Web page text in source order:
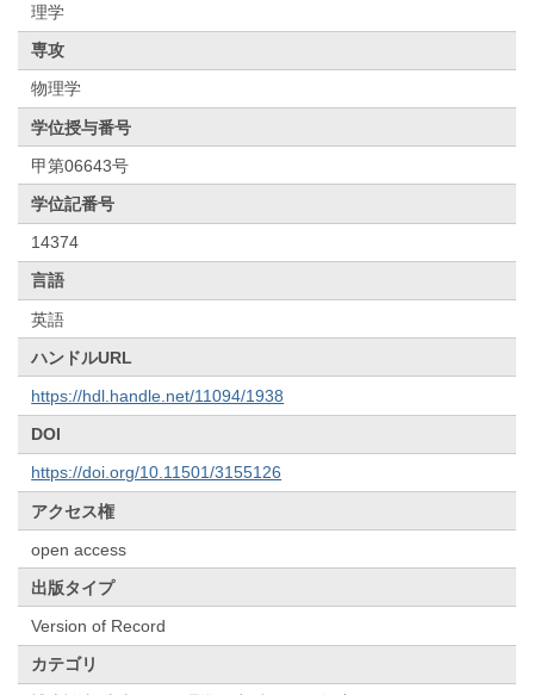
理学
専攻
物理学
学位授与番号
甲第06643号
学位記番号
14374
言語
英語
ハンドルURL
https://hdl.handle.net/11094/1938
DOI
https://doi.org/10.11501/3155126
アクセス権
open access
出版タイプ
Version of Record
カテゴリ